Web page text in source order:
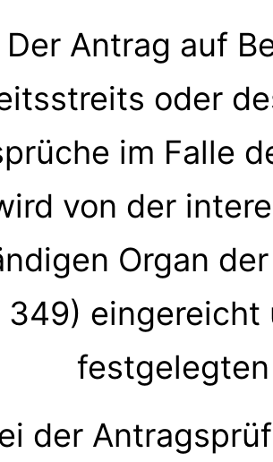
Der Antrag auf
oder
im Falle
von der
Organ
349) eingereicht
der